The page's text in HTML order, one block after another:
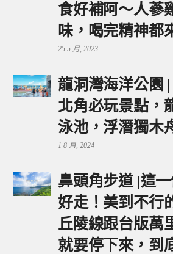
食好補阿～人蔘
味，喝完精神都
25 5 月, 2023
龍洞灣海洋公園
北角必玩景點，
泳池，浮潛獨木
1 8 月, 2024
鼻頭角步道 |這
好走！美到不行
丘陵線跟台版萬
就要停下來，到